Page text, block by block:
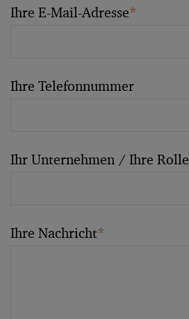
Ihre E-Mail-Adresse*
Ihre Telefonnummer
Ihr Unternehmen / Ihre Rolle
Ihre Nachricht*